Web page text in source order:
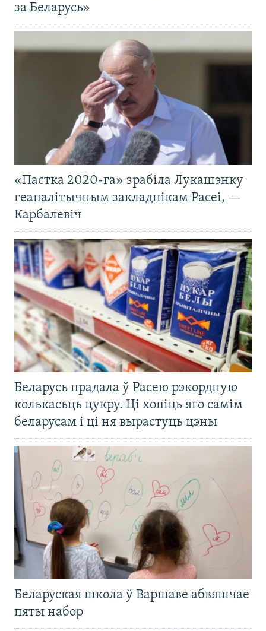
за Беларусь»
«Пастка 2020-га» зрабіла Лукашэнку
геапалітычным закладнікам Расеі, —
Карбалевіч
Беларусь прадала ў Расею рэкордную
колькасьць цукру. Ці хопіць яго самім
беларусам і ці ня вырастуць цэны
Беларуская школа ў Варшаве абвяшчае
пяты набор